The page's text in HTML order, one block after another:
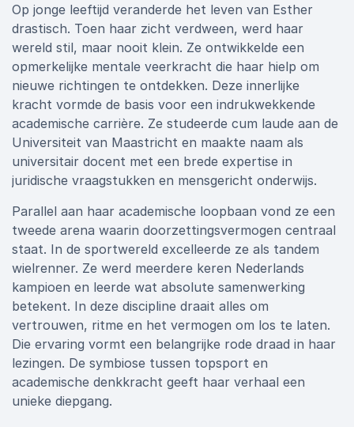
Op jonge leeftijd veranderde het leven van Esther
drastisch. Toen haar zicht verdween, werd haar
wereld stil, maar nooit klein. Ze ontwikkelde een
opmerkelijke mentale veerkracht die haar hielp om
nieuwe richtingen te ontdekken. Deze innerlijke
kracht vormde de basis voor een indrukwekkende
academische carrière. Ze studeerde cum laude aan de
Universiteit van Maastricht en maakte naam als
universitair docent met een brede expertise in
juridische vraagstukken en mensgericht onderwijs.
Parallel aan haar academische loopbaan vond ze een
tweede arena waarin doorzettingsvermogen centraal
staat. In de sportwereld excelleerde ze als tandem
wielrenner. Ze werd meerdere keren Nederlands
kampioen en leerde wat absolute samenwerking
betekent. In deze discipline draait alles om
vertrouwen, ritme en het vermogen om los te laten.
Die ervaring vormt een belangrijke rode draad in haar
lezingen. De symbiose tussen topsport en
academische denkkracht geeft haar verhaal een
unieke diepgang.